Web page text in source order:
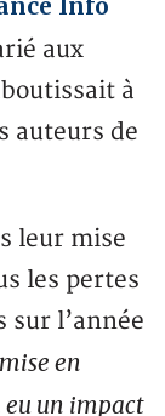
Info
aux
à
auteurs de
leur mise
les pertes
sur l’année
en
eu un impact